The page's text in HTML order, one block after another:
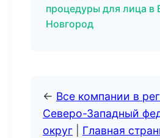
процедуры для лица в
Новгород
← Все компании в
Северо-Западный
округ
Главная